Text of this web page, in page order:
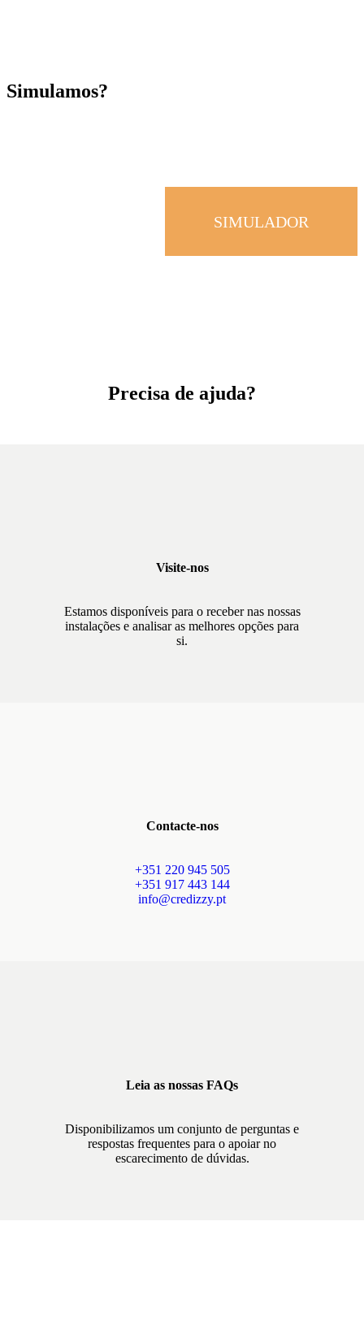
Simulamos?
SIMULADOR
Precisa de ajuda?
Visite-nos
Estamos disponíveis para o receber nas nossas
instalações e analisar as melhores opções para
si.
Contacte-nos
+351 220 945 505
+351 917 443 144
info@credizzy.pt
Leia as nossas FAQs
Disponibilizamos um conjunto de perguntas e
respostas frequentes para o apoiar no
escarecimento de dúvidas.